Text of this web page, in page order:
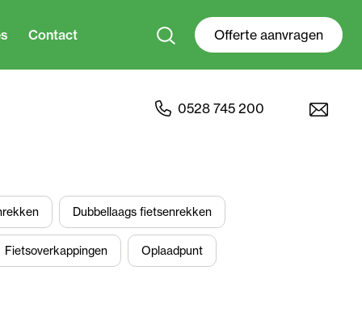
Contact Offerte aanvragen
0528 745 200
Dubbellaags fietsenrekken
Fietsoverkappingen Oplaadpunt